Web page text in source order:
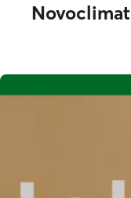
Novoclimat